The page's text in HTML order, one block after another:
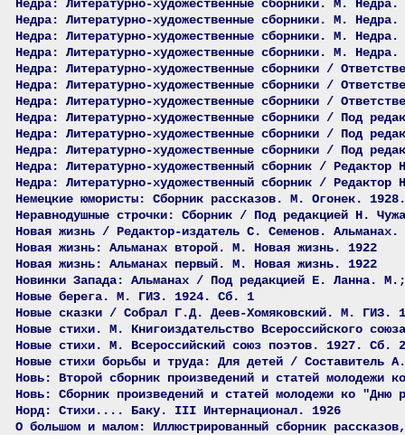
Недра: Литературно-художественные сборники. М.
Недра: Литературно-художественные сборники. М.
Недра: Литературно-художественные сборники. М.
Недра: Литературно-художественные сборники. М.
Недра: Литературно-художественные сборники /
Недра: Литературно-художественные сборники /
Недра: Литературно-художественные сборники /
Недра: Литературно-художественные сборники / Под
Недра: Литературно-художественные сборники / Под
Недра: Литературно-художественные сборники / Под
Недра: Литературно-художественный сборник /
Недра: Литературно-художественный сборник /
Немецкие юмористы: Сборник рассказов. М. Огонек.
Неравнодушные строчки: Сборник / Под редакцией Н.
Новая жизнь / Редактор-издатель С. Семенов.
Новая жизнь: Альманах второй. М. Новая жизнь. 1922
Новая жизнь: Альманах первый. М. Новая жизнь. 1922
Новинки Запада: Альманах / Под редакцией Е. Ланна.
Новые берега. М. ГИЗ. 1924. Сб. 1
Новые сказки / Собрал Г.Д. Деев-Хомяковский. М. ГИЗ.
Новые стихи. М. Книгоиздательство Всероссийского
Новые стихи. М. Всероссийский союз поэтов. 1927. Сб. 2
Новые стихи борьбы и труда: Для детей /
Новь: Второй сборник произведений и статей молодежи
Новь: Сборник произведений и статей молодежи ко
Норд: Стихи.... Баку. III Интернационал. 1926
О большом и малом: Иллюстрированный сборник